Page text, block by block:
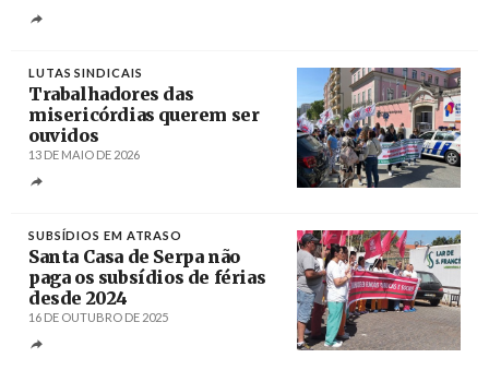
LUTAS SINDICAIS
Trabalhadores das
misericórdias querem ser
ouvidos
13 DE MAIO DE 2026
SUBSÍDIOS EM ATRASO
Santa Casa de Serpa não
paga os subsídios de férias
desde 2024
16 DE OUTUBRO DE 2025